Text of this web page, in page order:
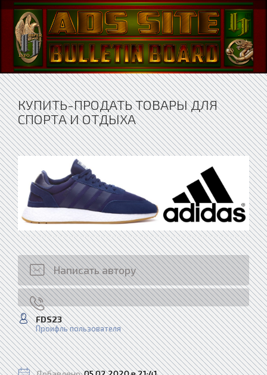
КУПИТЬ-ПРОДАТЬ ТОВАРЫ ДЛЯ
СПОРТА И ОТДЫХА
Написать автору
FDS23
Проифль пользователя